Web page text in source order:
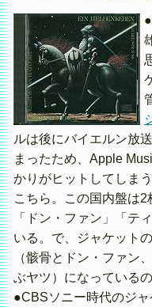
ルは後にバイエルン放
まったため、Apple
かりがヒットしてしま
こちら。この国内盤は
「ドン・ファン」「テ
いる。で、ジャケット
（骸骨とドン・ファン
ぶヤツ）になっている
●CBSソニー時代のジャ